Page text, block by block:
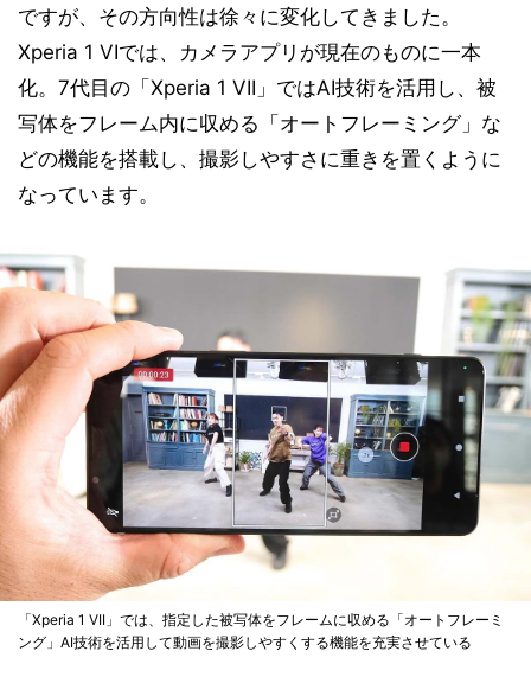
ですが、その方向性は徐々に変化してきました。
Xperia 1 VIでは、カメラアプリが現在のものに一本
化。7代目の「Xperia 1 VII」ではAI技術を活用し、被
写体をフレーム内に収める「オートフレーミング」な
どの機能を搭載し、撮影しやすさに重きを置くように
なっています。
「Xperia 1 VII」では、指定した被写体をフレームに収める「オートフレーミ
ング」AI技術を活用して動画を撮影しやすくする機能を充実させている